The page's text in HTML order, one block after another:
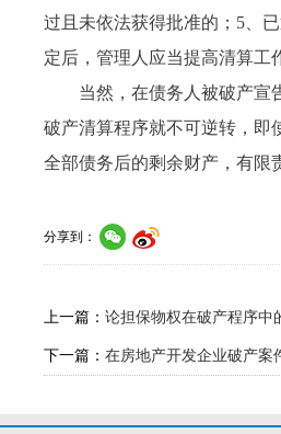
过且未依法获得批准的； 5 、
定后，管理人应当提高清算工
当然，在债务人被破产宣
破产清算程序就不可逆转，即
全部债务后的剩余财产，有限
分享到：
上一篇： 论担保物权在破产程序中
下一篇： 在房地产开发企业破产案